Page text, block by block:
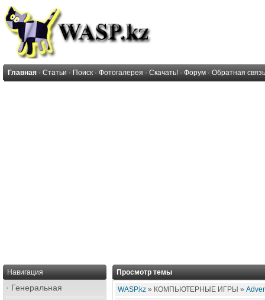
Главная · Статьи · Поиск · Фотогалерея · Скачать! · Форум · Обратная связь
Навигация
· Генеральная
Просмотр темы
WASP.kz » КОМПЬЮТЕРНЫЕ ИГРЫ »